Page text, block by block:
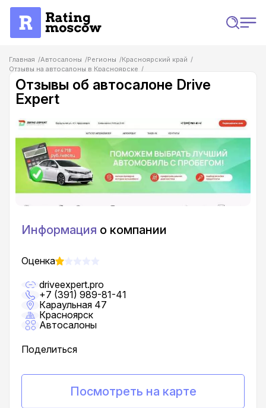
Главная Автосалоны Регионы
Красноярский край
Отзывы на автосалоны в Красноярске
Отзывы об автосалоне Drive Expert
Отзывы об автосалоне Drive
Expert
Информация о компании
Оценка
driveexpert.pro
+7 (391) 989-81-41
Караульная 47
Красноярск
Автосалоны
Поделиться
Посмотреть на карте